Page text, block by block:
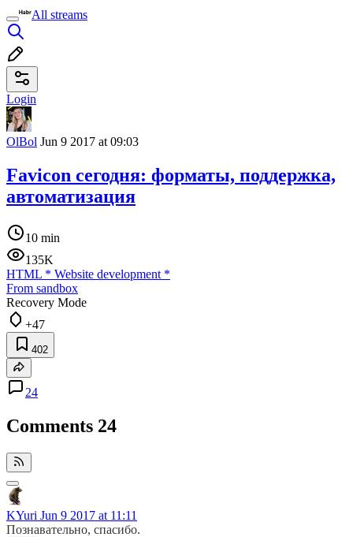
All streams
Login
OlBol Jun 9 2017 at 09:03
Favicon сегодня: форматы, поддержка,
автоматизация
10 min
135K
HTML * Website development *
From sandbox
Recovery Mode
+47
402
24
Comments 24
KYuri Jun 9 2017 at 11:11
Познавательно, спасибо.